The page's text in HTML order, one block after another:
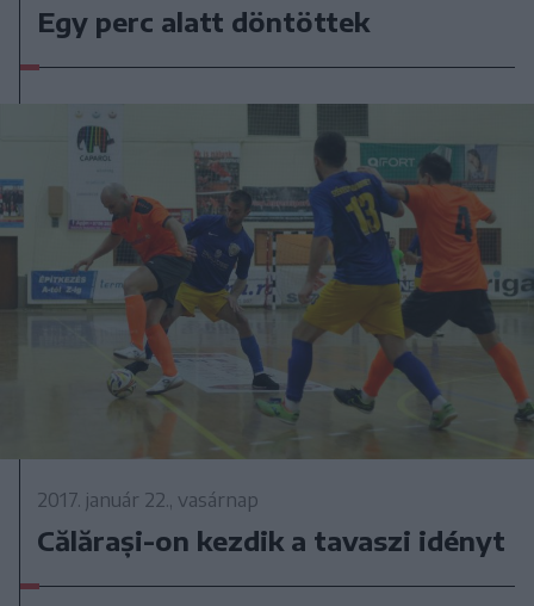
Egy perc alatt döntöttek
2017. január 22., vasárnap
Călărași-on kezdik a tavaszi idényt